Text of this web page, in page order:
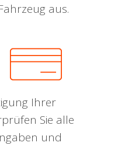
aus.
Ihrer
Sie alle
und